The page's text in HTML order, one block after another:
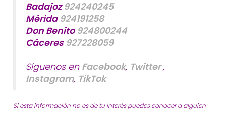
Badajoz924240245
Mérida 924191258
Don Benito 924800244
Cáceres 927228059
Síguenos en Facebook, Twitter,
Instagram, TikTok
Si esta información no es de tu interés puedes conocer a alguien